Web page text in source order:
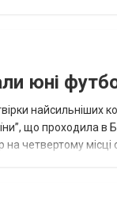
юні
найсильніших
що проходила
четвертому